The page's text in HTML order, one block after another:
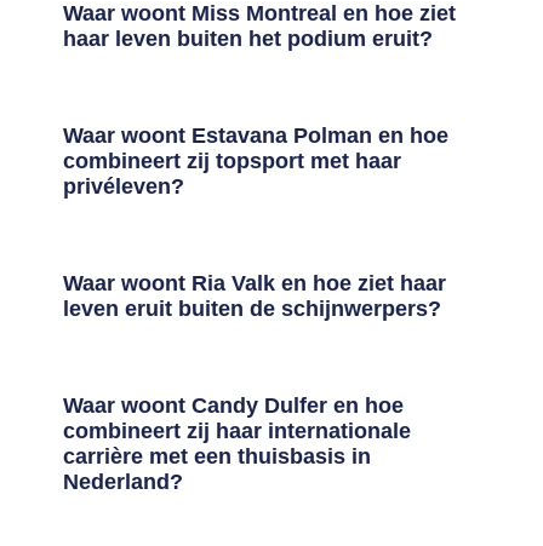
Waar woont Miss Montreal en hoe ziet
haar leven buiten het podium eruit?
Waar woont Estavana Polman en hoe
combineert zij topsport met haar
privéleven?
Waar woont Ria Valk en hoe ziet haar
leven eruit buiten de schijnwerpers?
Waar woont Candy Dulfer en hoe
combineert zij haar internationale
carrière met een thuisbasis in
Nederland?